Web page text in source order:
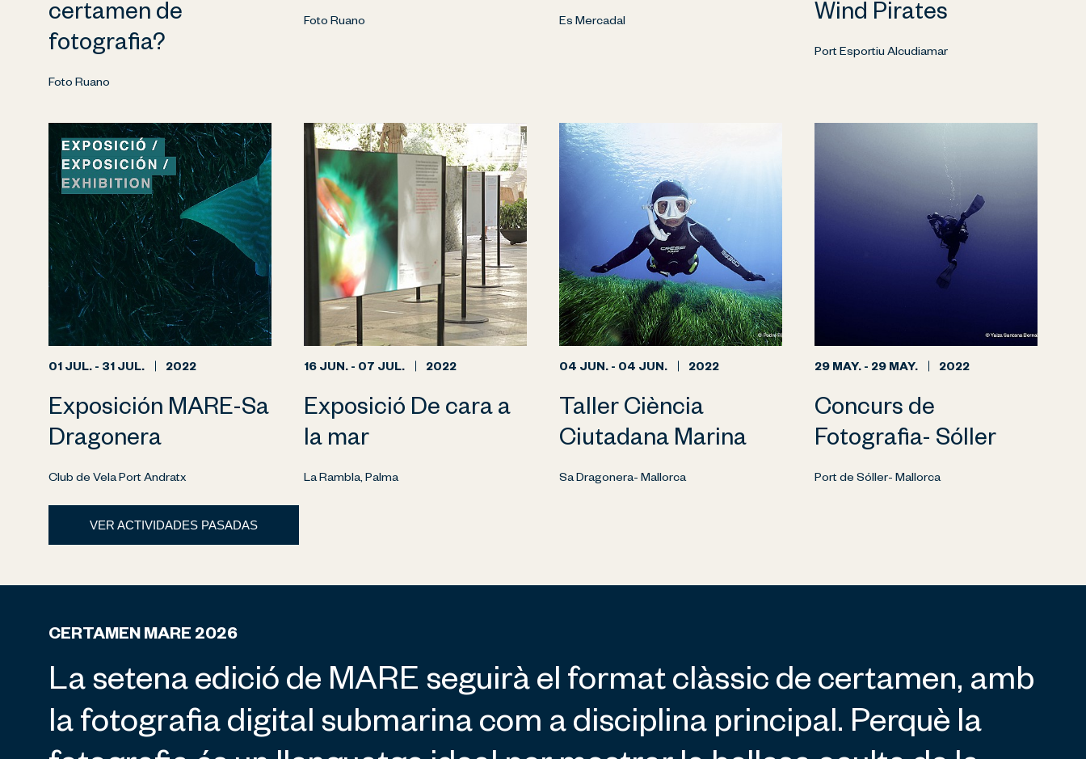
certamen de
fotografia?
Foto Ruano
Foto Ruano Es Mercadal
Wind Pirates
Port Esportiu Alcudiamar
01 JUL. - 31 JUL. 2022
Exposición MARE-Sa
Dragonera
Club de Vela Port Andratx
16 JUN. - 07 JUL. 2022
Exposició De cara a
la mar
La Rambla, Palma
04 JUN. - 04 JUN. 2022
Taller Ciència
Ciutadana Marina
Sa Dragonera- Mallorca
29 MAY. - 29 MAY. 2022
Concurs de
Fotografia- Sóller
Port de Sóller- Mallorca
VER ACTIVIDADES PASADAS
CERTAMEN MARE 2026
La setena edició de MARE seguirà el format clàssic de certamen, amb
la fotografia digital submarina com a disciplina principal. Perquè la